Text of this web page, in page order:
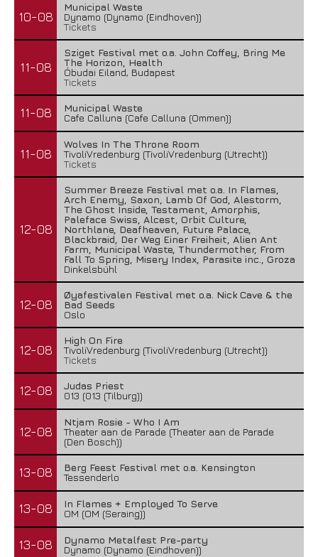
10-08
Municipal Waste
Dynamo (Dynamo (Eindhoven))
Tickets
11-08
Sziget Festival met o.a. John Coffey, Bring Me
The Horizon, Health
Óbudai Eiland, Budapest
Tickets
11-08
Municipal Waste
Cafe Calluna (Cafe Calluna (Ommen))
11-08
Wolves In The Throne Room
TivoliVredenburg (TivoliVredenburg (Utrecht))
Tickets
12-08
Summer Breeze Festival met o.a. In Flames,
Arch Enemy, Saxon, Lamb Of God, Alestorm,
The Ghost Inside, Testament, Amorphis,
Paleface Swiss, Alcest, Orbit Culture,
Northlane, Deafheaven, Future Palace,
Blackbraid, Der Weg Einer Freiheit, Alien Ant
Farm, Municipal Waste, Thundermother, From
Fall To Spring, Misery Index, Parasite inc., Groza
Dinkelsbühl
12-08
Øyafestivalen Festival met o.a. Nick Cave & the
Bad Seeds
Oslo
12-08
High On Fire
TivoliVredenburg (TivoliVredenburg (Utrecht))
Tickets
12-08
Judas Priest
013 (013 (Tilburg))
12-08
Ntjam Rosie - Who I Am
Theater aan de Parade (Theater aan de Parade
(Den Bosch))
13-08
Berg Feest Festival met o.a. Kensington
Tessenderlo
13-08
In Flames + Employed To Serve
OM (OM (Seraing))
13-08
Dynamo Metalfest Pre-party
Dynamo (Dynamo (Eindhoven))